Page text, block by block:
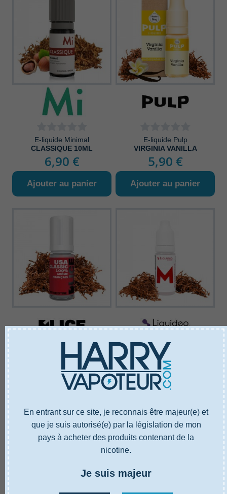
En entrant sur ce site, je reconnais être majeur(e) et
que je suis autorisé(e) par la législation de mon
pays à acheter des produits contenant de la
nicotine.
Je suis majeur
E-liquide Minimal
CLASSIQUE 10ML
6,90 €
Ajouter au panier
E-liquide Pulp
VIRGINIA VANILLA
5,90 €
Ajouter au panier
E-liquide D'Lice
USA CLASSIC
5,50 €
Ajouter au panier
E-liquide Liquideo
LE M
4,90 €
Ajouter au panier